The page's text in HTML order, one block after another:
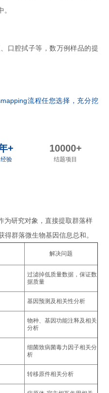
口腔拭子等，数万例样品的提
流程任您选择，充分挖
+
验
10000+
结题项目
为研究对象，直接提取群落样
群落微生物基因信息总和。
解决问题
过滤掉低质量数据，保证数
据质量
基因预测及相关性分析
物种、基因功能注释及相关
分析
细菌致病菌毒力因子相关分
析
转移原件相关分析